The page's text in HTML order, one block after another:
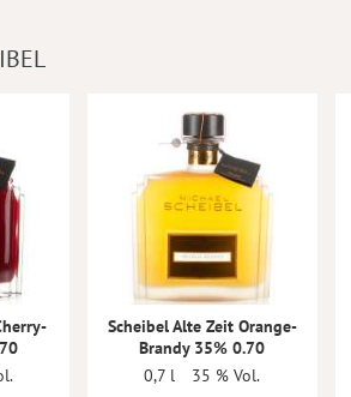
Scheibel Alte Zeit Orange-
Brandy 35% 0.70
0,7 l
35 % Vol.